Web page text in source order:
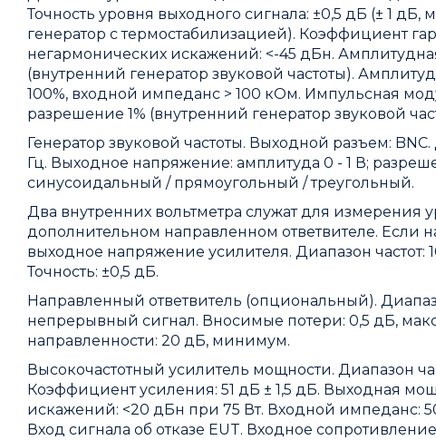
Точность уровня выходного сигнала: ±0,5 дБ (± 1 дБ,
генератор с термостабилизацией). Коэффициент
негармонических искажений: <-45 дБн.
(внутренний генератор звуковой частоты).
100%, входной импеданс > 100 кОм. Импульсная
разрешение 1% (внутренний генератор звуковой
Генератор звуковой частоты. Выходной разъем: BNC.
Гц. Выходное напряжение: амплитуда 0 - 1 В;
синусоидальный / прямоугольный / треугольный.
Два внутренних вольтметра служат для
дополнительном направленном ответвителе. Если
выходное напряжение усилителя. Диапазон
Точность: ±0,5 дБ.
Направленный ответвитель (опциональный).
непрерывный сигнал. Вносимые потери: 0,5 дБ,
направленности: 20 дБ, минимум.
Высокочастотный усилитель мощности. Диапазон
Коэффициент усиления: 51 дБ ± 1,5 дБ. Выходная
искажений: <20 дБн при 75 Вт. Входной импеданс:
Вход сигнала об отказе EUT. Входное